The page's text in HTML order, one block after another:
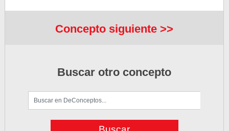
Concepto siguiente >>
Buscar otro concepto